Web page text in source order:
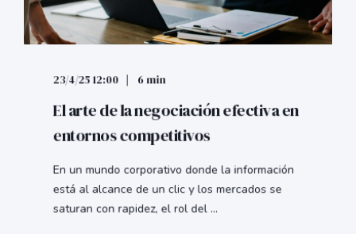
23/4/25 12:00 6 min
El arte de la negociación efectiva en
entornos competitivos
En un mundo corporativo donde la información
está al alcance de un clic y los mercados se
saturan con rapidez, el rol del ...